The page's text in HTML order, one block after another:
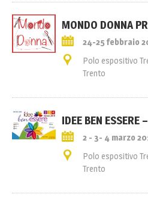
MONDO DONNA
24-25 febbraio
Polo espositivo
Trento
IDEE BEN ESSERE
2 - 3- 4 marzo
Polo espositivo
Trento